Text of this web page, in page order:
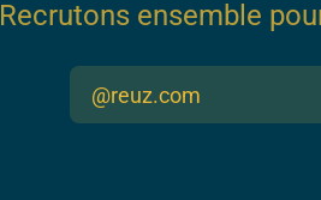
Recrutons ensemble
@reuz.com